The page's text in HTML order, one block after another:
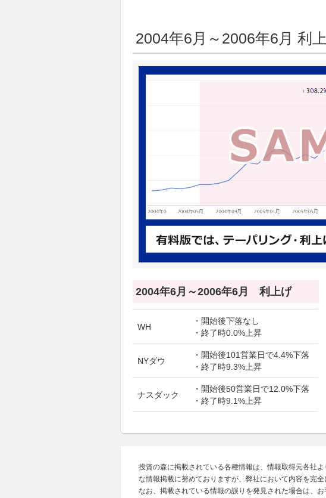
2004年6月～2006年6月 利
2004年6月～2006年6月 利上げ
WH
・開始後下落なし
・終了時0.0%上昇
NYダウ
・開始後101営業日で4.4%下落
・終了時9.3%上昇
ナスダック
・開始後50営業日で12.0%下落
・終了時9.1%上昇
投資の森に掲載されている各種情報は、情報取得元各社
な情報掲載に努めておりますが、弊社において内容を完全
なお、掲載されている情報の誤りを発見された場合は、